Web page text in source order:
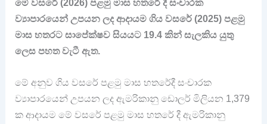
මේ වසරේ (2026) පළමු මාස හතරේ දී සංචාරක
ව්‍යාපාරයෙන් උපයන ලද ආදායම ගිය වසරේ (2025) පළමු
මාස හතරට සාපේක්ෂව සියයට 19.4 කින් සැලකිය යුතු
ලෙස පහත වැටී ඇත.
මේ අනුව ගිය වසරේ පළමු මාස හතරේදී සංචාරක
ව්‍යාපාරයෙන් උපයන ලද ඇමරිකානු ඩොලර් මිලියන 1,379
ක ආදායම මේ වසරේ පළමු මාස හතරේ දී ඇමරිකානු